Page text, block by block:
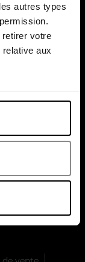
autres types
votre
aux